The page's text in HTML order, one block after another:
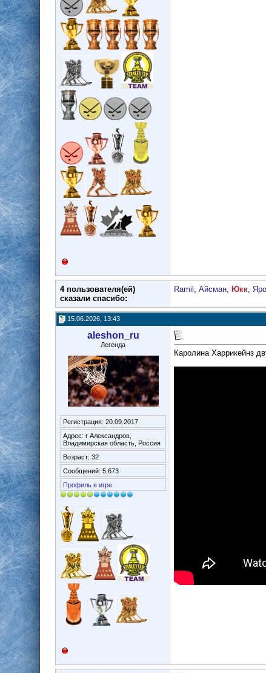
4 пользователя(ей)
сказали cпасибо:
Ramil , Айсман, Юкк,
15.06.2026, 13:43
aleshon_ru
Легенда
Регистрация: 20.09.2017
Адрес: г Александров,
Владимирская область, Россия
Возраст: 32
Сообщений: 5,673
Профиль в игре
Каролина Харрикейнз